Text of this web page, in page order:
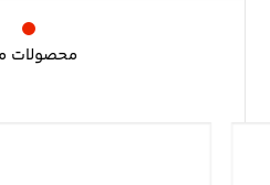
محصولات